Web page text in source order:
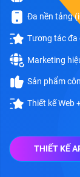
Đa nền tảng
Tương tác đa
Marketing
Sản phẩm
Thiết kế Web
THIẾT KẾ